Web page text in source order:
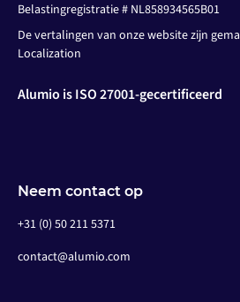
Belastingregistratie # NL858934565B01
De vertalingen van onze website zijn
Localization
Alumio is ISO 27001-gecertificeerd
Neem contact op
+31 (0) 50 211 5371
contact@alumio.com